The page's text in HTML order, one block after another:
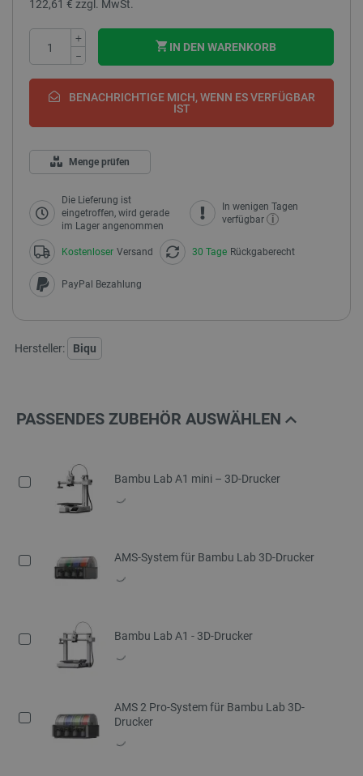
122,61 € zzgl. MwSt.
+
−
IN DEN WARENKORB
BENACHRICHTIGE MICH, WENN ES VERFÜGBAR
IST
Menge prüfen
Die Lieferung ist
eingetroffen, wird gerade
im Lager angenommen
In wenigen Tagen
verfügbar
i
Kostenloser Versand 30 Tage Rückgaberecht
PayPal Bezahlung
Hersteller: Biqu
PASSENDES ZUBEHÖR AUSWÄHLEN
Bambu Lab A1 mini – 3D-Drucker
AMS-System für Bambu Lab 3D-Drucker
Bambu Lab A1 - 3D-Drucker
AMS 2 Pro-System für Bambu Lab 3D-
Drucker